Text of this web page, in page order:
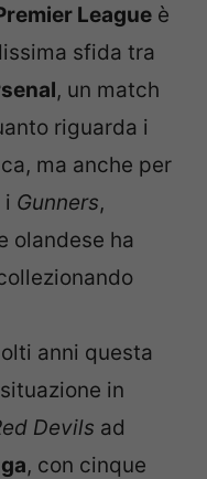
League è
sfida tra
, un match
riguarda i
ma anche per
i Gunners,
olandese ha
anni questa
in
Devils ad
, con cinque